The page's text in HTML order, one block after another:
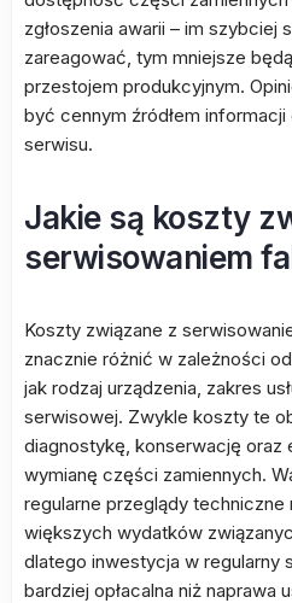
zgłoszenia awarii – im szybciej
zareagować, tym mniejsze
przestojem produkcyjnym.
być cennym źródłem informacji
serwisu.
Jakie są koszty
serwisowaniem
Koszty związane z
znacznie różnić w zależności
jak rodzaj urządzenia, zakres
serwisowej. Zwykle koszty te
diagnostykę, konserwację oraz
wymianę części zamiennych.
regularne przeglądy
większych wydatków
dlatego inwestycja w regularny
bardziej opłacalna niż naprawa